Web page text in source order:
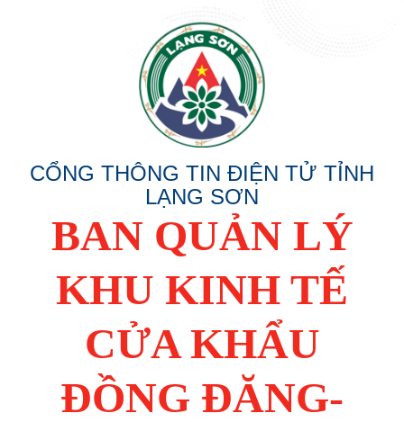
CỔNG THÔNG TIN ĐIỆN TỬ TỈNH
LẠNG SƠN
BAN QUẢN LÝ
KHU KINH TẾ
CỬA KHẨU
ĐỒNG ĐĂNG-